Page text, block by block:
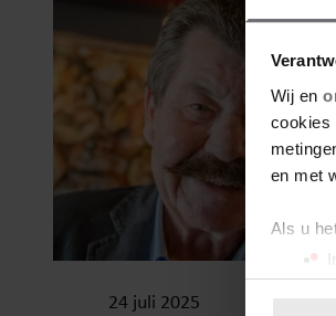
Wij en
cookies
en met
Als u
24 juli 2025